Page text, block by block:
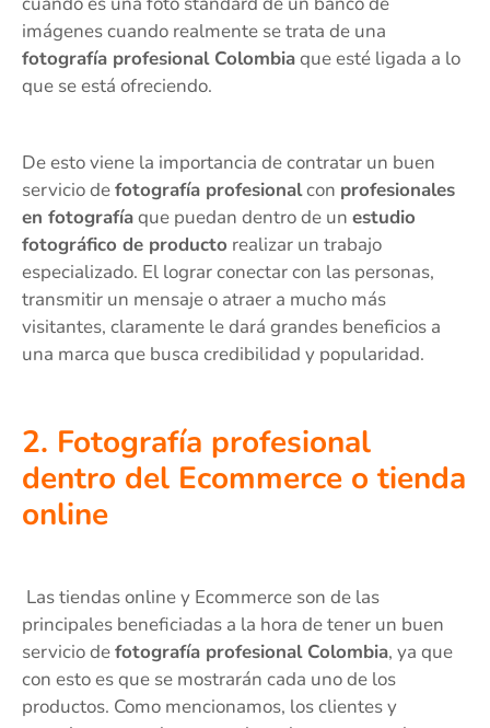
imágenes cuando realmente se trata de una
fotografía profesional Colombiaque esté ligada a lo
que se está ofreciendo.
De esto viene la importancia de contratar un buen
servicio defotografía profesionalcon profesionales
en fotografíaque puedan dentro de un estudio
fotográfico de producto realizar un trabajo
especializado. El lograr conectar con las personas,
transmitir un mensaje o atraer a mucho más
visitantes, claramente le dará grandes beneficios a
una marca que busca credibilidad y popularidad.
2. Fotografía profesional
dentro del Ecommerce o tienda
online
Las tiendas online y Ecommerce son de las
principales beneficiadas a la hora de tener un buen
servicio defotografía profesional Colombia, ya que
con esto es que se mostrarán cada uno de los
productos. Como mencionamos, los clientes y